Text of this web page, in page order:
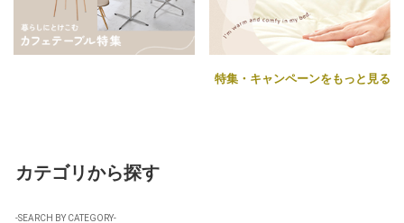
特集・キャンペーンをもっと見る
カテゴリから探す
-SEARCH BY CATEGORY-